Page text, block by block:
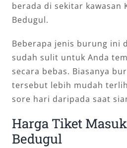
berada di sekitar kawasan
Bedugul.
Beberapa jenis burung ini
sudah sulit untuk Anda
secara bebas. Biasanya
tersebut lebih mudah
sore hari daripada saat
Harga Tiket
Bedugul